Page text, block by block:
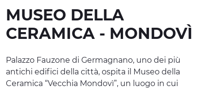
NATURA E BENESSERE
ESPERIENZE
EVENTI
OFFERTE
MUSEO DELLA
CERAMICA - MONDOVÌ
Palazzo Fauzone di Germagnano, uno dei più
antichi edifici della città, ospita il Museo della
Ceramica “Vecchia Mondovì”, un luogo in cui